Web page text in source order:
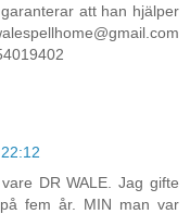
att han hjälper
DR WALE. Jag gifte
fem år. MIN man var